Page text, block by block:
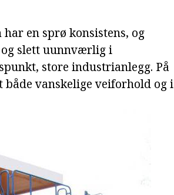
en sprø konsistens, og
og slett uunnværlig i
store industrianlegg. På
vanskelige veiforhold og i